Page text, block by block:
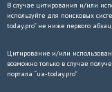
В случае цитирования и/или
используйте для поисковых
today.pro” не ниже первого
Цитирование и/или
возможно только в случае
портала “ua-today.pro”